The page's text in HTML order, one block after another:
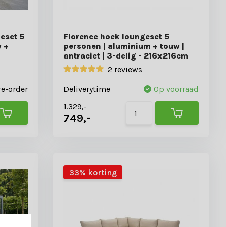
5
+
order
Florence hoek loungeset 5
personen | aluminium + touw |
antraciet | 3-delig - 216x216cm
2 reviews
Deliverytime
Op voorraad
1.329,-
749,-
33% korting